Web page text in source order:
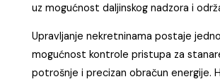
uz mogućnost daljinskog nadzora i
Upravljanje nekretninama postaje
mogućnost kontrole pristupa za
potrošnje i precizan obračun energije.